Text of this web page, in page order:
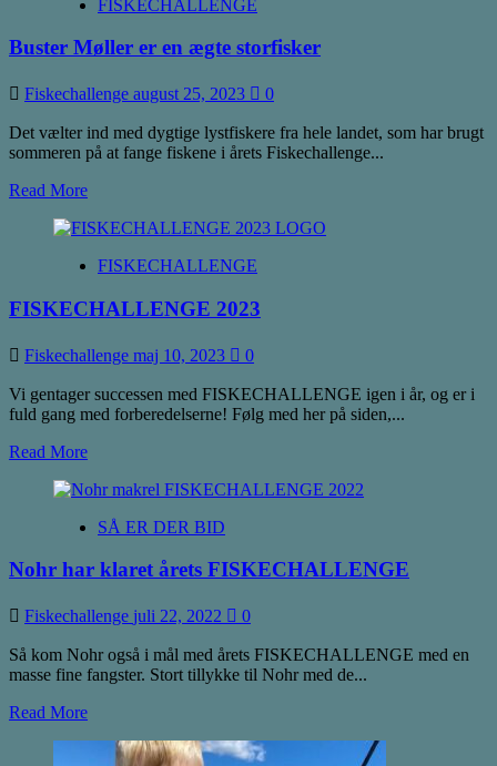
hus
Micas
FISKECHALLENGE
Buster Møller er en ægte storfisker
Fiskechallenge august 25, 2023 0
Det vælter ind med dygtige lystfiskere fra hele landet, som har brugt
sommeren på at fange fiskene i årets Fiskechallenge...
Read MoreRead
about
Møller
en
storfisker
FISKECHALLENGE
FISKECHALLENGE 2023
Fiskechallenge maj 10, 2023 0
Vi gentager successen med FISKECHALLENGE igen i år, og er i
fuld gang med forberedelserne! Følg med her på siden,...
Read MoreRead
about
2023
SÅ ER DER BID
Nohr har klaret årets FISKECHALLENGE
Fiskechallenge juli 22, 2022 0
Så kom Nohr også i mål med årets FISKECHALLENGE med en
masse fine fangster. Stort tillykke til Nohr med de...
Read MoreRead
about